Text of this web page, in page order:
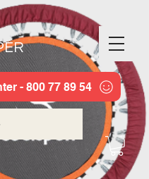
- 800 77 89 54